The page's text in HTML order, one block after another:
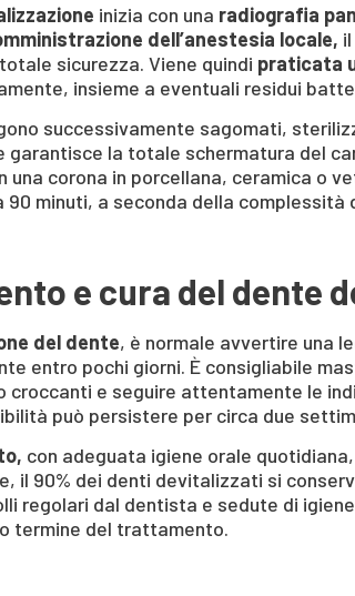
inizia con una radiografia
dell’anestesia locale,
sicurezza. Viene quindi praticata
insieme a eventuali residui
successivamente sagomati,
garantisce la totale schermatura del
una corona in porcellana, ceramica o
90 minuti, a seconda della complessità
e cura del dente
del dente, è normale avvertire una
entro pochi giorni. È consigliabile
croccanti e seguire attentamente le
può persistere per circa due
con adeguata igiene orale
il 90% dei denti devitalizzati si
regolari dal dentista e sedute di
termine del trattamento.